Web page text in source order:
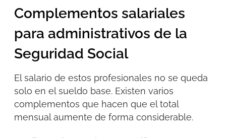
Complementos salariales
para administrativos de la
Seguridad Social
El salario de estos profesionales no se queda
solo en el sueldo base. Existen varios
complementos que hacen que el total
mensual aumente de forma considerable.